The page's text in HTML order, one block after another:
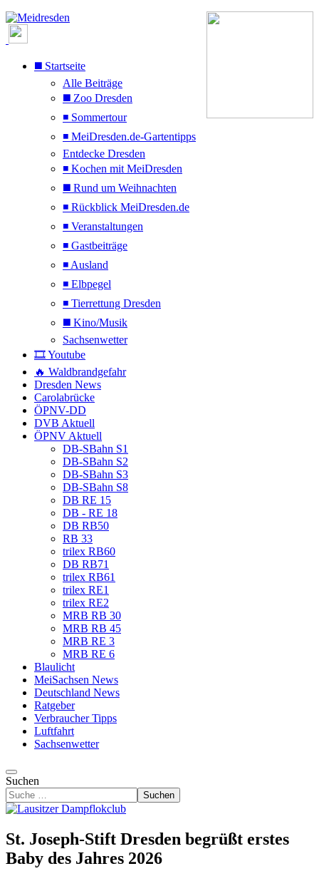
◼️ Startseite
Alle Beiträge
◼️ Zoo Dresden
◾ Sommertour
◾ MeiDresden.de-Gartentipps
Entdecke Dresden
◾ Kochen mit MeiDresden
◼️ Rund um Weihnachten
◾ Rückblick MeiDresden.de
◾ Veranstaltungen
◾ Gastbeiträge
◾ Ausland
◾ Elbpegel
◾ Tierrettung Dresden
◼️ Kino/Musik
Sachsenwetter
🎞️ Youtube
🔥 Waldbrandgefahr
Dresden News
Carolabrücke
ÖPNV-DD
DVB Aktuell
ÖPNV Aktuell
DB-SBahn S1
DB-SBahn S2
DB-SBahn S3
DB-SBahn S8
DB RE 15
DB - RE 18
DB RB50
RB 33
trilex RB60
DB RB71
trilex RB61
trilex RE1
trilex RE2
MRB RB 30
MRB RB 45
MRB RE 3
MRB RE 6
Blaulicht
MeiSachsen News
Deutschland News
Ratgeber
Verbraucher Tipps
Luftfahrt
Sachsenwetter
Suchen
Suchen
St. Joseph-Stift Dresden begrüßt erstes
Baby des Jahres 2026